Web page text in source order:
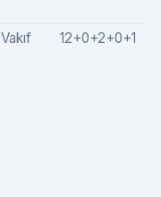
Vakıf 12+0+2+0+1